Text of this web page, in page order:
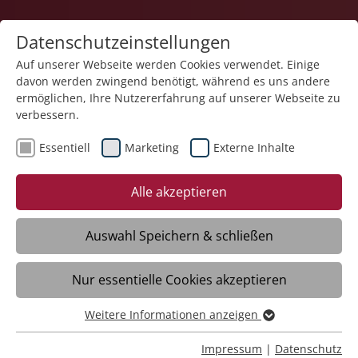
Pflege
Datenschutzerklärung
§ 1 Information über die Erhebung
personenbezogener Daten
Datenschutzeinstellungen
Auf unserer Webseite werden Cookies verwendet. Einige
davon werden zwingend benötigt, während es uns andere
ermöglichen, Ihre Nutzererfahrung auf unserer Webseite zu
verbessern.
Essentiell Marketing Externe Inhalte
Alle akzeptieren
Auswahl Speichern & schließen
Nur essentielle Cookies akzeptieren
Essentiell
Essentielle Cookies werden für grundlegende Funktionen
Weitere Informationen anzeigen
Impressum | Datenschutz